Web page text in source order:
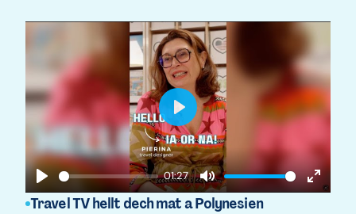
Play
01:27
Mute
Enter
Play
Travel TV hellt dech mat a Polynesien